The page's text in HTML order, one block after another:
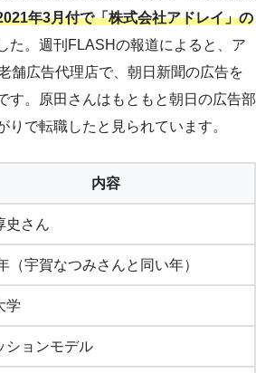
年3月付で「株式会社アドレイ」の
た。週刊FLASHの報道によると、ア
舗広告代理店で、朝日新聞の広告を
す。原田さんはもともと朝日の広告部
りで転職したと見られています。
内容
史さん
（宇賀なつみさんと同い年）
学
ションモデル